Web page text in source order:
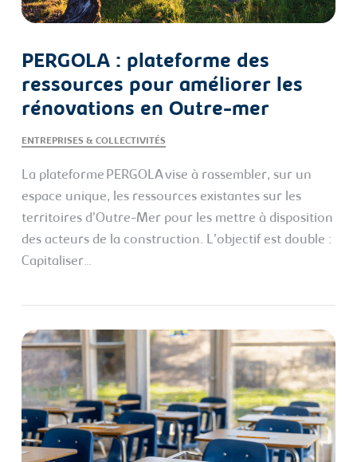
PERGOLA : plateforme des
ressources pour améliorer les
rénovations en Outre-mer
ENTREPRISES & COLLECTIVITÉS
La plateforme PERGOLA vise à rassembler, sur un
espace unique, les ressources existantes sur les
territoires d’Outre-Mer pour les mettre à disposition
des acteurs de la construction. L’objectif est double :
Capitaliser…